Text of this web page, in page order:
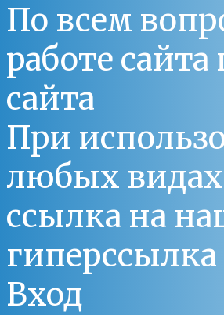
По всем
работе
сайта
При
любых
ссылка на
Вход